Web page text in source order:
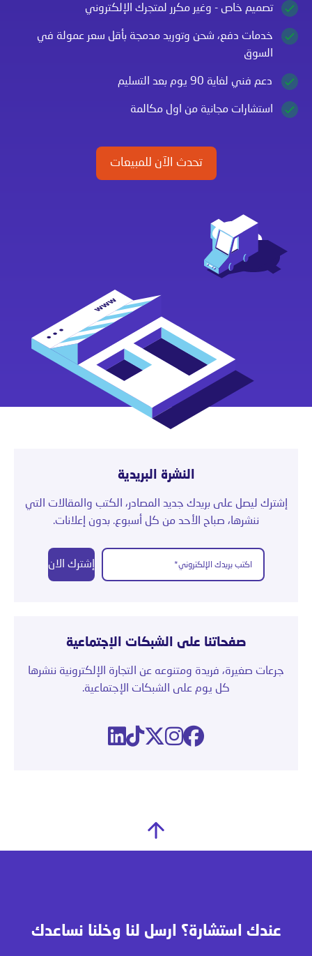
تصميم خاص - وغير مكرر لمتجرك الإلكتروني
خدمات دفع، شحن وتوريد مدمجة بأقل سعر عمولة في
السوق
دعم فني لغاية 90 يوم بعد التسليم
استشارات مجانية من اول مكالمة
تحدث الآن للمبيعات
النشرة البريدية
إشترك ليصل على بريدك جديد المصادر، الكتب والمقالات التي
ننشرها، صباح الأحد من كل أسبوع. بدون إعلانات.
إشترك الان
صفحاتنا على الشبكات الإجتماعية
جرعات صغيرة، فريدة ومتنوعه عن التجارة الإلكترونية ننشرها
كل يوم على الشبكات الإجتماعية.
عندك استشارة؟ ارسل لنا وخلنا نساعدك